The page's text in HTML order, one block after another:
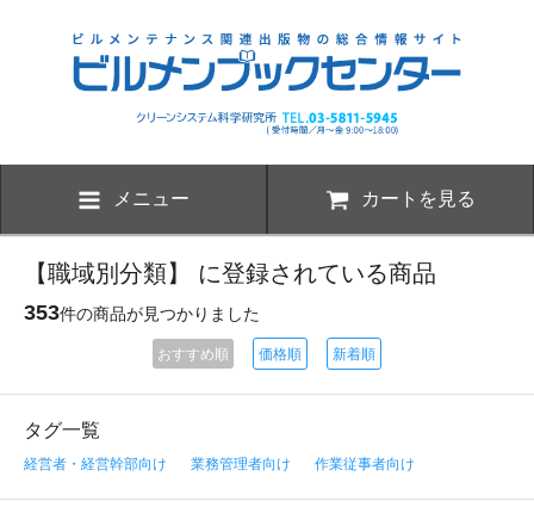
メニュー カートを見る
【職域別分類】 に登録されている商品
353件の商品が見つかりました
おすすめ順 価格順 新着順
タグ一覧
経営者・経営幹部向け 業務管理者向け 作業従事者向け